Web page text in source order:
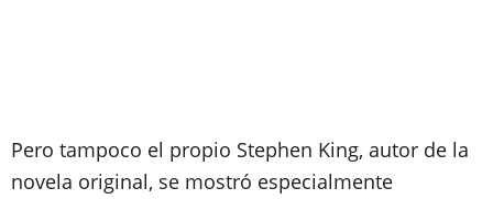
Pero tampoco el propio Stephen King, autor de la
novela original, se mostró especialmente